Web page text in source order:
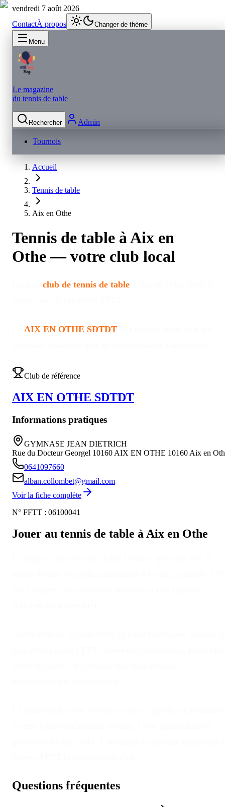
vendredi 7 août 2026
ContactÀ propos Changer de thème
Menu
Le magazine
du tennis de table
Rechercher Admin
Tournois
Accueil
Tennis de table
Aix en Othe
Tennis de table àAix en
Othe—votre club local
club de tennis de table
AIX EN OTHE SDTDT
Club de référence
AIX EN OTHE SDTDT
Informations pratiques
GYMNASE JEAN DIETRICH
Rue du Docteur Georgel 10160 AIX EN OTHE 10160Aix en
0641097660
alban.collombet@gmail.com
Voir la fiche complète
N° FFTT : 06100041
Jouer au tennis de table àAix en Othe
Questions fréquentes